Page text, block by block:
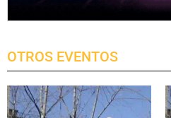
OTROS EVENTOS